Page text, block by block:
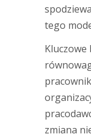
tego
Kluczowe
zmiana